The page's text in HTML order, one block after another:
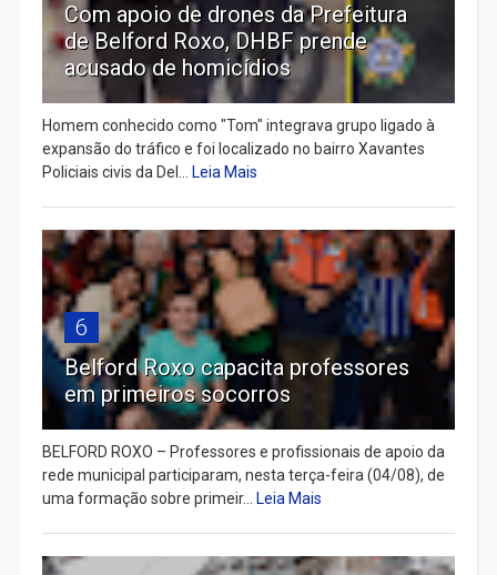
Com apoio de drones da Prefeitura
de Belford Roxo, DHBF prende
acusado de homicídios
Homem conhecido como "Tom" integrava grupo ligado à
expansão do tráfico e foi localizado no bairro Xavantes
Policiais civis da Del... Leia Mais
6
Belford Roxo capacita professores
em primeiros socorros
BELFORD ROXO – Professores e profissionais de apoio da
rede municipal participaram, nesta terça-feira (04/08), de
uma formação sobre primeir... Leia Mais